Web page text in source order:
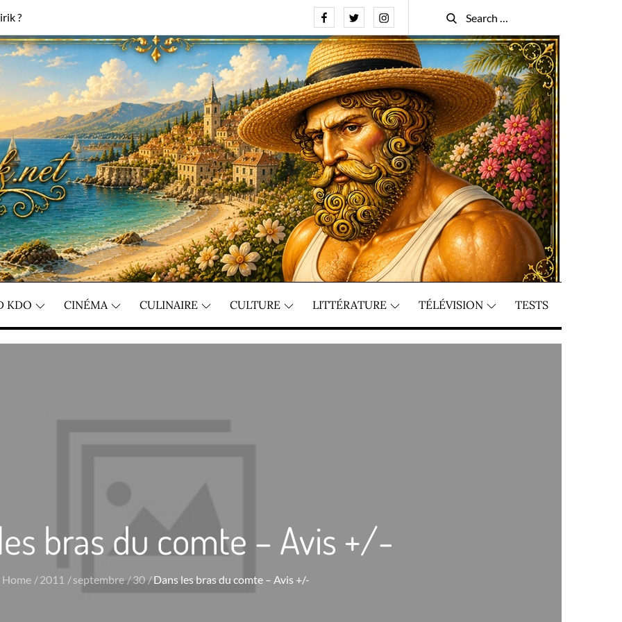
? FacebookTwitterInstagram
Search
for:
Search
KDO CINÉMA CULINAIRE CULTURE LITTÉRATURE TÉLÉVISION TESTS
bras du comte – Avis +/-
Home 2011 septembre 30 Dans les bras du comte – Avis +/-